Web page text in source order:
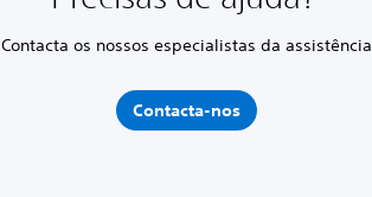
Contacta os nossos especialistas da assistência
Contacta-nos